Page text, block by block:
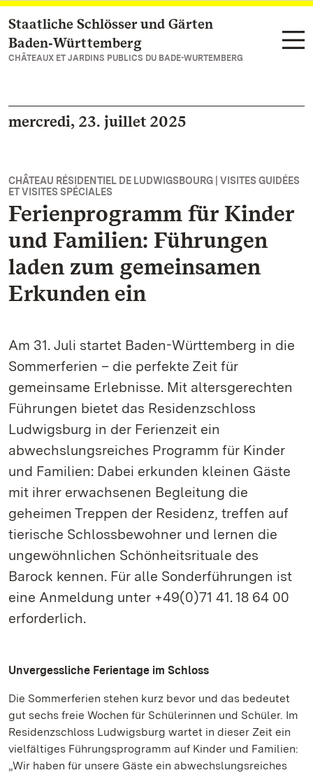
Vers la page d’accueil
Staatliche Schlösser und Gärten
Baden‑Württemberg
CHÂTEAUX ET JARDINS PUBLICS DU BADE-WURTEMBERG
mercredi, 23. juillet 2025
CHÂTEAU RÉSIDENTIEL DE LUDWIGSBOURG | VISITES GUIDÉES
ET VISITES SPÉCIALES
Ferienprogramm für Kinder
und Familien: Führungen
laden zum gemeinsamen
Erkunden ein
Am 31. Juli startet Baden-Württemberg in die
Sommerferien – die perfekte Zeit für
gemeinsame Erlebnisse. Mit altersgerechten
Führungen bietet das Residenzschloss
Ludwigsburg in der Ferienzeit ein
abwechslungsreiches Programm für Kinder
und Familien: Dabei erkunden kleinen Gäste
mit ihrer erwachsenen Begleitung die
geheimen Treppen der Residenz, treffen auf
tierische Schlossbewohner und lernen die
ungewöhnlichen Schönheitsrituale des
Barock kennen. Für alle Sonderführungen ist
eine Anmeldung unter +49(0)71 41. 18 64 00
erforderlich.
Unvergessliche Ferientage im Schloss
Die Sommerferien stehen kurz bevor und das bedeutet
gut sechs freie Wochen für Schülerinnen und Schüler. Im
Residenzschloss Ludwigsburg wartet in dieser Zeit ein
vielfältiges Führungsprogramm auf Kinder und Familien:
„Wir haben für unsere Gäste ein abwechslungsreiches